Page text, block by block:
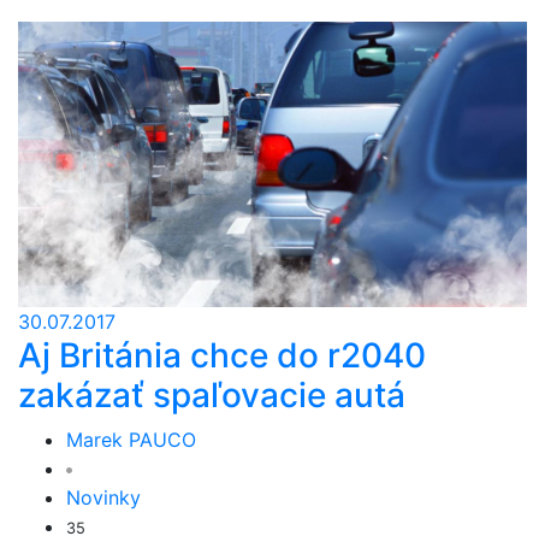
30.07.2017
Aj Británia chce do r2040
zakázať spaľovacie autá
Marek PAUCO
Novinky
35